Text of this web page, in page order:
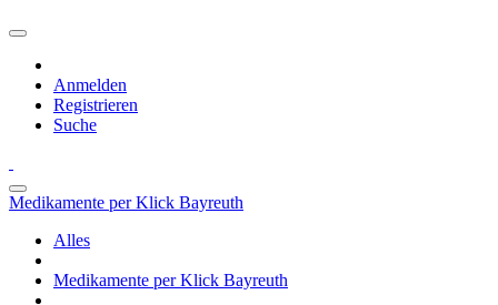
Anmelden
Registrieren
Suche
Medikamente per Klick Bayreuth
Alles
Medikamente per Klick Bayreuth